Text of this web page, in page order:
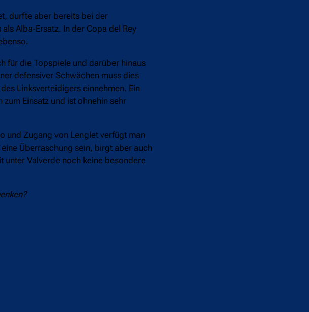
durfte aber bereits bei der
Alba-Ersatz. In der Copa del Rey
für die Topspiele und darüber hinaus
defensiver Schwächen muss dies
Linksverteidigers einnehmen. Ein
Einsatz und ist ohnehin sehr
und Zugang von Lenglet verfügt man
Überraschung sein, birgt aber auch
unter Valverde noch keine besondere